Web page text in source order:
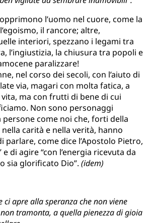
l’uomo nel cuore, come la
il rancore; altre,
interiori, spezzano i legami tra
l’ingiustizia, la chiusura tra popoli e
paralizzare!
nel corso dei secoli, con l’aiuto di
via, magari con molta fatica, a
ma con frutti di bene di cui
Non sono personaggi
come noi che, forti della
carità e nella verità, hanno
parlare, come dice l’Apostolo Pietro,
e di agire “con l’energia ricevuta da
sia glorificato Dio”.(idem)
ci apre alla speranza che non viene
tramonta, a quella pienezza di gioia